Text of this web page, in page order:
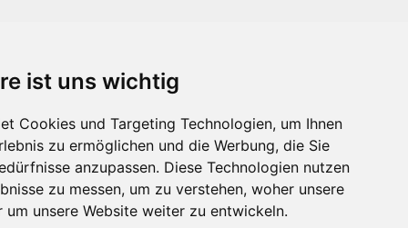
ist uns wichtig
Cookies und Targeting Technologien, um Ihnen
zu ermöglichen und die Werbung, die Sie
anzupassen. Diese Technologien nutzen
zu messen, um zu verstehen, woher unsere
um unsere Website weiter zu entwickeln.